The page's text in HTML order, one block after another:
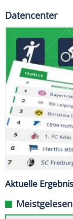
Datencenter
Aktuelle
Meistgelesen